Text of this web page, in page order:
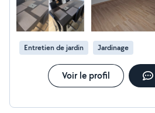
Entretien de jardin Jardinage
Voir le profil